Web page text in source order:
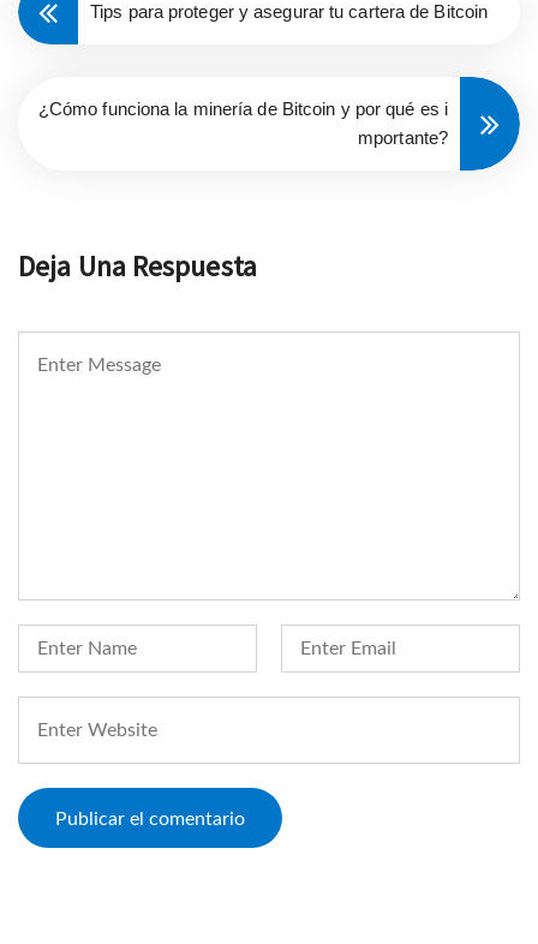
Tips para proteger y asegurar tu cartera de Bitcoin
¿Cómo funciona la minería de Bitcoin y por qué es i
mportante?
Deja Una Respuesta